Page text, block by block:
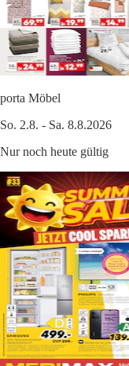
porta Möbel
So. 2.8. - Sa. 8.8.2026
Nur noch heute gültig